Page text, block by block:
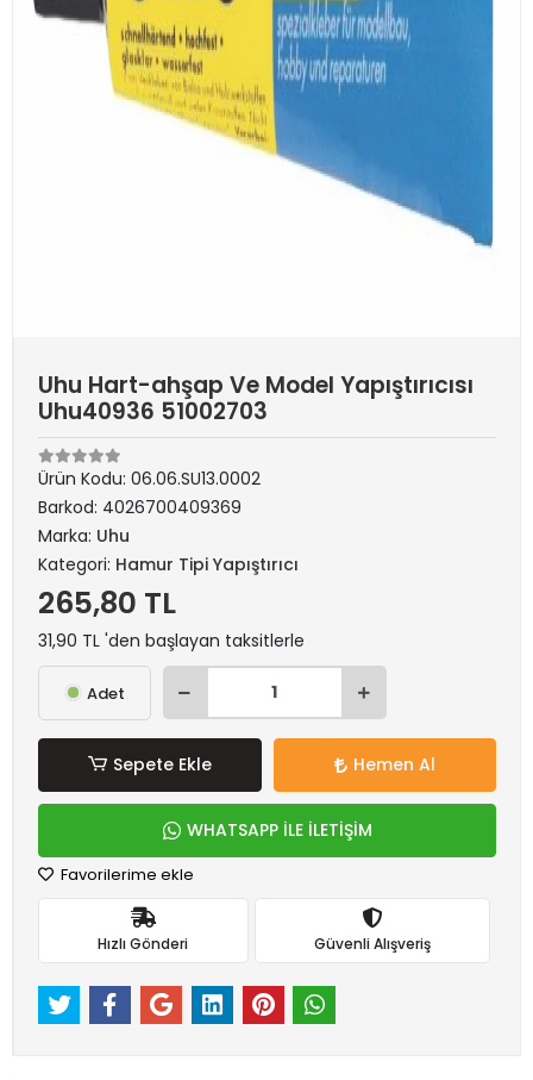
Uhu Hart-ahşap Ve Model Yapıştırıcısı
Uhu40936 51002703
Ürün Kodu: 06.06.SU13.0002
Barkod: 4026700409369
Marka: Uhu
Kategori: Hamur Tipi Yapıştırıcı
265,80 TL
31,90 TL 'den başlayan taksitlerle
Adet
Sepete Ekle Hemen Al
WHATSAPP İLE İLETİŞİM
Favorilerime ekle
Hızlı Gönderi Güvenli Alışveriş